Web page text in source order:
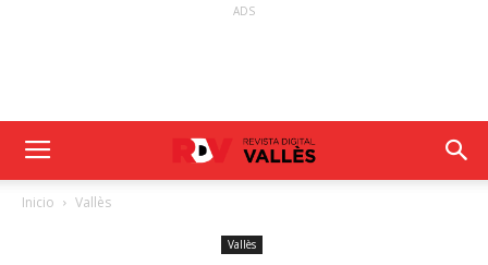
ADS
Inicio Vallès
Vallès